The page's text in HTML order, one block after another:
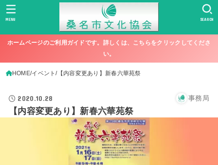
SEARCH
MENU
ホームページのご利用ガイドです。詳しくは、こちらをクリックしてくださ
い。
HOME イベント 【内容変更あり】新春六華苑祭
2020.10.28 事務局
【内容変更あり】新春六華苑祭